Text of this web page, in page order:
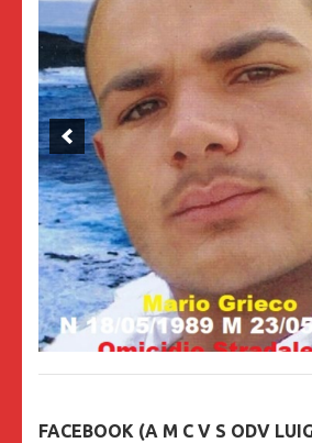
FACEBOOK (A M C V S ODV